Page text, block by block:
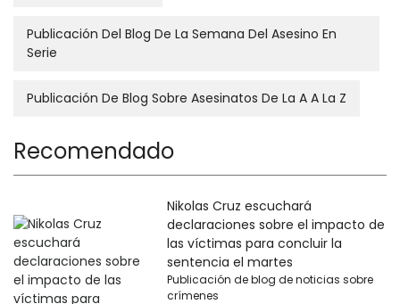
Publicación Del Blog De La Semana Del Asesino En
Serie
Publicación De Blog Sobre Asesinatos De La A A La Z
Recomendado
Nikolas Cruz escuchará
declaraciones sobre el impacto de
las víctimas para concluir la
sentencia el martes
Publicación de blog de noticias sobre
crímenes